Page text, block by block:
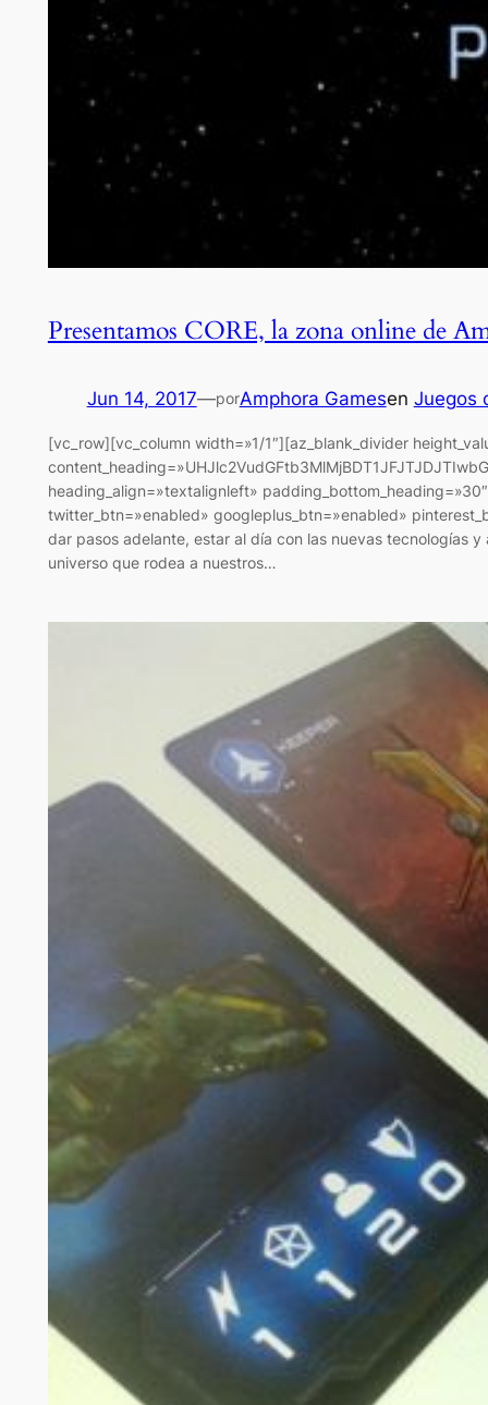
Presentamos CORE, la zona online de
Jun 14, 2017—porAmphora Gamesen Juegos
[vc_row][vc_column width=»1/1″][az_blank_divider
heading_align=»textalignleft»
twitter_btn=»enabled» googleplus_btn=»enabled»
dar pasos adelante, estar al día con las nuevas tecnologías
universo que rodea a nuestros…